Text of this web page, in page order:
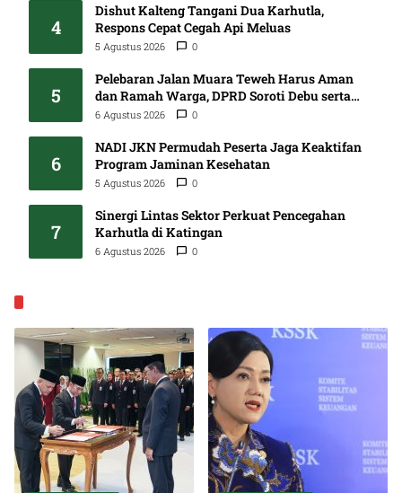
4
Dishut Kalteng Tangani Dua Karhutla,
Respons Cepat Cegah Api Meluas
5 Agustus 2026 0
5
Pelebaran Jalan Muara Teweh Harus Aman
dan Ramah Warga, DPRD Soroti Debu serta
Standar K3
6 Agustus 2026 0
6
NADI JKN Permudah Peserta Jaga Keaktifan
Program Jaminan Kesehatan
5 Agustus 2026 0
7
Sinergi Lintas Sektor Perkuat Pencegahan
Karhutla di Katingan
6 Agustus 2026 0